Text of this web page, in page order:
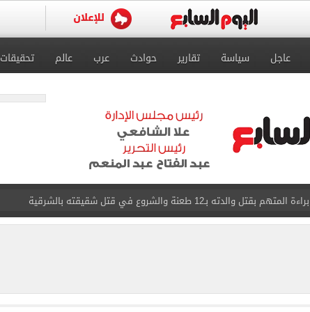
عاجل سياسة تقارير حوادث عرب عالم تحقيقات
بيتسو موسيماني مديرا فنيا لمنتخب جنوب أفريقيا
كل شيء يبدأ من العقل.. رسالة غامضة من عبد الله السعيد بعد غيابه عن الزمالك
تقارير: الأهلى يضع اللمسات الأخيرة على صفقة جوردان مينديز